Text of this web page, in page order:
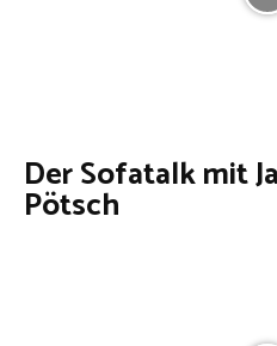
Der Sofatalk mit
Pötsch